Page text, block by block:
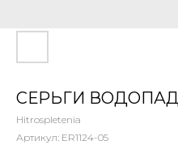
СЕРЬГИ
Hitrospletenia
Артикул: ER1124-05